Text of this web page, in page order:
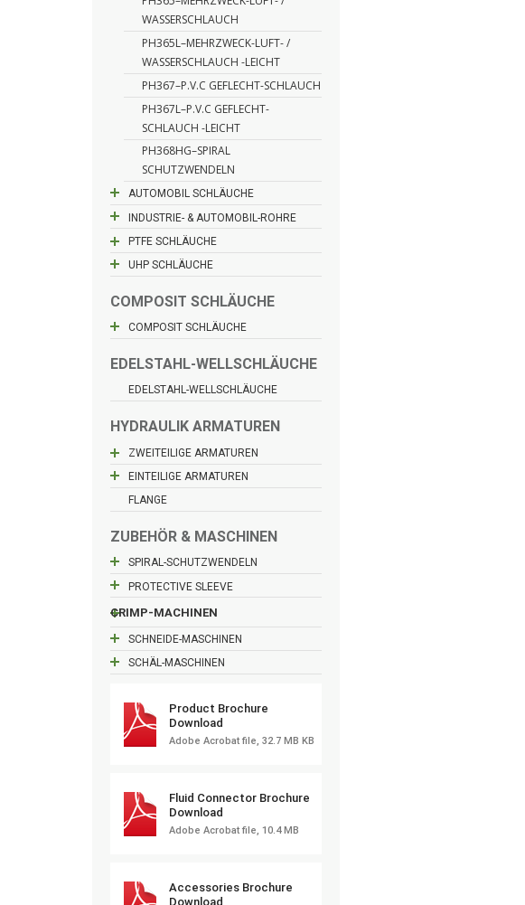
WASSERSCHLAUCH
PH365L–MEHRZWECK-LUFT- /
WASSERSCHLAUCH -LEICHT
PH367–P.V.C GEFLECHT-SCHLAUCH
PH367L–P.V.C GEFLECHT-
SCHLAUCH -LEICHT
PH368HG–SPIRAL
SCHUTZWENDELN
AUTOMOBIL SCHLÄUCHE
INDUSTRIE- & AUTOMOBIL-ROHRE
PTFE SCHLÄUCHE
UHP SCHLÄUCHE
COMPOSIT SCHLÄUCHE
COMPOSIT SCHLÄUCHE
EDELSTAHL-WELLSCHLÄUCHE
EDELSTAHL-WELLSCHLÄUCHE
HYDRAULIK ARMATUREN
ZWEITEILIGE ARMATUREN
EINTEILIGE ARMATUREN
FLANGE
ZUBEHÖR & MASCHINEN
SPIRAL-SCHUTZWENDELN
PROTECTIVE SLEEVE
CRIMP-MACHINEN
SCHNEIDE-MASCHINEN
SCHÄL-MASCHINEN
Product Brochure
Download
Adobe Acrobat file, 32.7 MB KB
Fluid Connector Brochure
Download
Adobe Acrobat file, 10.4 MB
Accessories Brochure
Download